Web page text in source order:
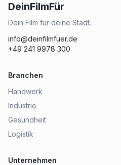
DeinFilmFür
Dein Film für deine Stadt.
info@deinfilmfuer.de
+49 241 9978 300
Branchen
Handwerk
Industrie
Gesundheit
Logistik
Unternehmen